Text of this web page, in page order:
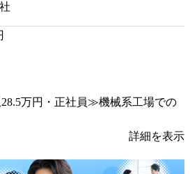
万円・正社員≫機械系工場での
詳細を表示